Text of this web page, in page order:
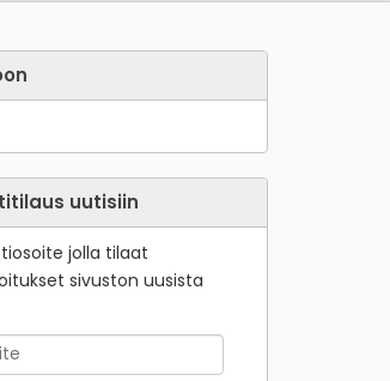
uutisiin
jolla tilaat
sivuston uusista